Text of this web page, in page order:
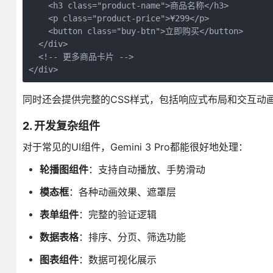
    <h3 class="product-name">商品名称</h3>
    <p class="product-price">¥299</p>
    <button class="buy-btn">立即购买</button>
  </div>
  <!-- 更多商品卡片 -->
</div>
同时还会提供完整的CSS样式，包括响应式布局和交互动
2. 开发复杂组件
对于常见的UI组件，Gemini 3 Pro都能很好地处理：
轮播图组件：支持自动播放、手势滑动
模态框：各种动画效果、遮罩层
表单组件：完整的验证逻辑
数据表格：排序、分页、筛选功能
图表组件：数据可视化展示